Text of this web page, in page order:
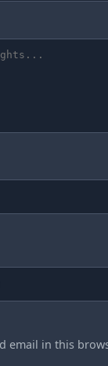
email in this